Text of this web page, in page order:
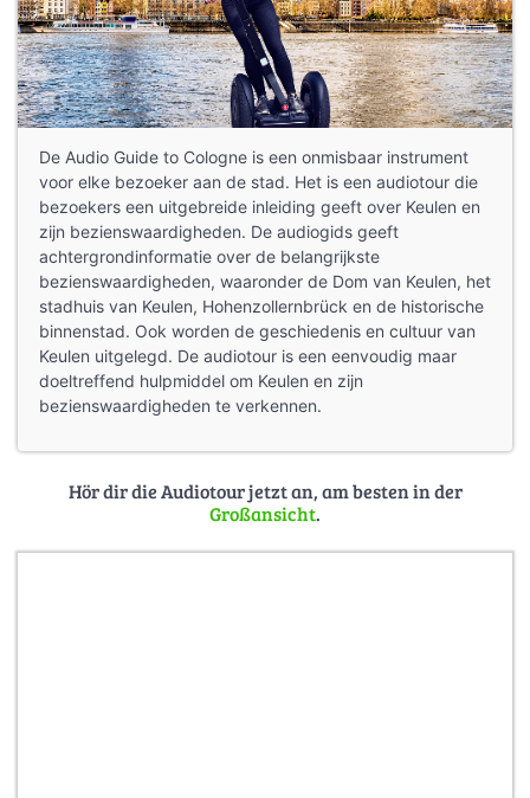
De Audio Guide to Cologne is een onmisbaar instrument
voor elke bezoeker aan de stad. Het is een audiotour die
bezoekers een uitgebreide inleiding geeft over Keulen en
zijn bezienswaardigheden. De audiogids geeft
achtergrondinformatie over de belangrijkste
bezienswaardigheden, waaronder de Dom van Keulen, het
stadhuis van Keulen, Hohenzollernbrück en de historische
binnenstad. Ook worden de geschiedenis en cultuur van
Keulen uitgelegd. De audiotour is een eenvoudig maar
doeltreffend hulpmiddel om Keulen en zijn
bezienswaardigheden te verkennen.
Hör dir die Audiotour jetzt an, am besten in der
Großansicht.